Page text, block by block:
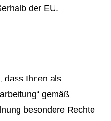
der EU.
dass Ihnen als
gemäß
besondere Rechte